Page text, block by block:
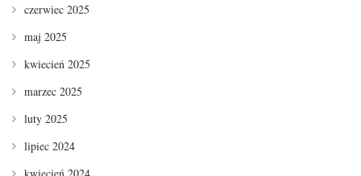
czerwiec 2025
maj 2025
kwiecień 2025
marzec 2025
luty 2025
lipiec 2024
kwiecień 2024